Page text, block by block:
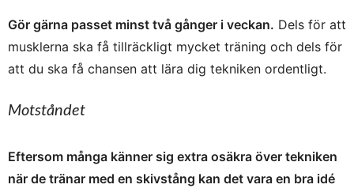
Gör gärna passet minst två gånger i veckan. Dels för att
musklerna ska få tillräckligt mycket träning och dels för
att du ska få chansen att lära dig tekniken ordentligt.
Motståndet
Eftersom många känner sig extra osäkra över tekniken
när de tränar med en skivstång kan det vara en bra idé